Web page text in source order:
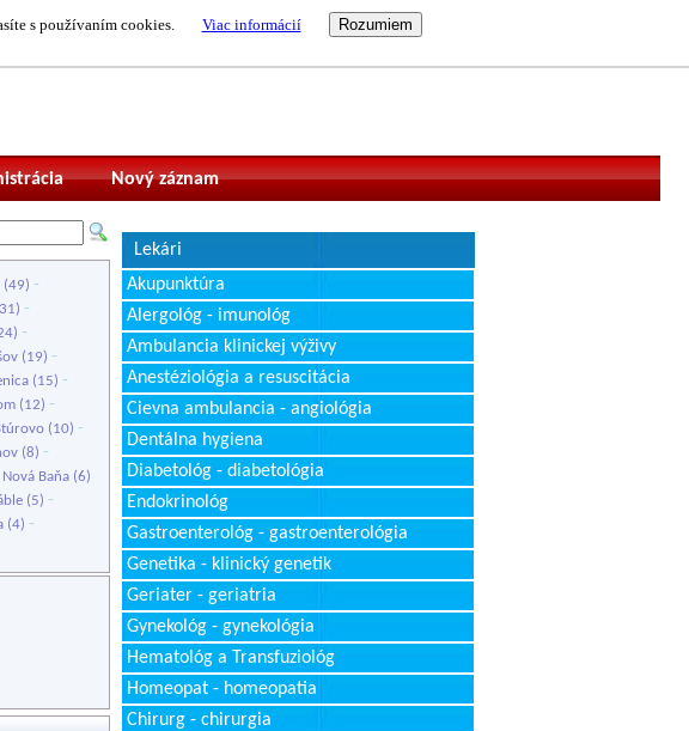
s používaním cookies. Viac informácií
Nový záznam
(49) -
-
-
(19) -
(15) -
(12) -
(10) -
(8) -
Nová Baňa (6)
(5) -
(4) -
Lekári
Akupunktúra
Alergológ - imunológ
Ambulancia klinickej výživy
Anestéziológia a resuscitácia
Cievna ambulancia - angiológia
Dentálna hygiena
Diabetológ - diabetológia
Endokrinológ
Gastroenterológ - gastroenterológia
Genetika - klinický genetik
Geriater - geriatria
Gynekológ - gynekológia
Hematológ a Transfuziológ
Homeopat - homeopatia
Chirurg - chirurgia